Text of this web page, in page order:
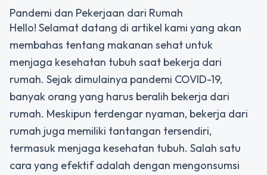
Pandemi dan Pekerjaan dari Rumah
Hello! Selamat datang di artikel kami yang akan
membahas tentang makanan sehat untuk
menjaga kesehatan tubuh saat bekerja dari
rumah. Sejak dimulainya pandemi COVID-19,
banyak orang yang harus beralih bekerja dari
rumah. Meskipun terdengar nyaman, bekerja dari
rumah juga memiliki tantangan tersendiri,
termasuk menjaga kesehatan tubuh. Salah satu
cara yang efektif adalah dengan mengonsumsi